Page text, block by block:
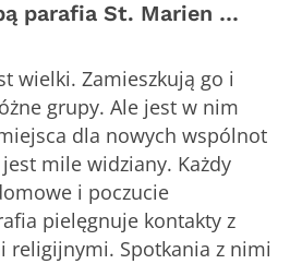
parafia St. Marien …
wielki. Zamieszkują go i
grupy. Ale jest w nim
dla nowych wspólnot
mile widziany. Każdy
i poczucie
pielęgnuje kontakty z
religijnymi. Spotkania z nimi